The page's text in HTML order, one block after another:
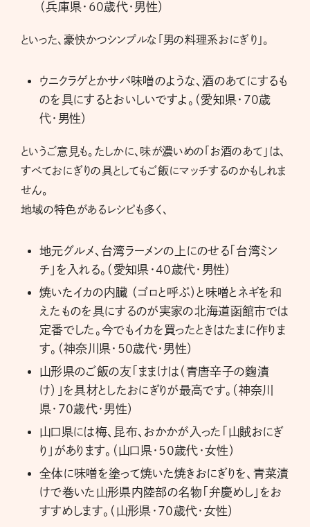
（兵庫県・60歳代・男性）
といった、豪快かつシンプルな「男の料理系おにぎり」。
ウニクラゲとかサバ味噌のような、酒のあてにするも
のを具にするとおいしいですよ。（愛知県・70歳
代・男性）
というご意見も。たしかに、味が濃いめの「お酒のあて」は、
すべておにぎりの具としてもご飯にマッチするのかもしれま
せん。
地域の特色があるレシピも多く、
地元グルメ、台湾ラーメンの上にのせる「台湾ミン
チ」を入れる。（愛知県・40歳代・男性）
焼いたイカの内臓 （ゴロと呼ぶ）と味噌とネギを和
えたものを具にするのが実家の北海道函館市では
定番でした。今でもイカを買ったときはたまに作りま
す。（神奈川県・50歳代・男性）
山形県のご飯の友「ままけは（青唐辛子の麴漬
け）」を具材としたおにぎりが最高です。（神奈川
県・70歳代・男性）
山口県には梅、昆布、おかかが入った「山賊おにぎ
り」があります。（山口県・50歳代・女性）
全体に味噌を塗って焼いた焼きおにぎりを、青菜漬
けで巻いた山形県内陸部の名物「弁慶めし」をお
すすめします。（山形県・70歳代・女性）